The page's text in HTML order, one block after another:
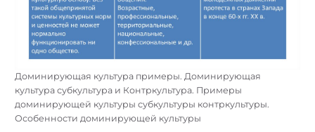
Доминирующая культура примеры. Доминирующая
культура субкультура и Контркультура. Примеры
доминирующей культуры субкультуры контркультуры.
Особенности доминирующей культуры